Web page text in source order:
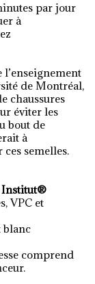
par jour
à
de Montréal,
chaussures
éviter les
bout de
à
semelles.
Institut®
VPC et
blanc
comprend